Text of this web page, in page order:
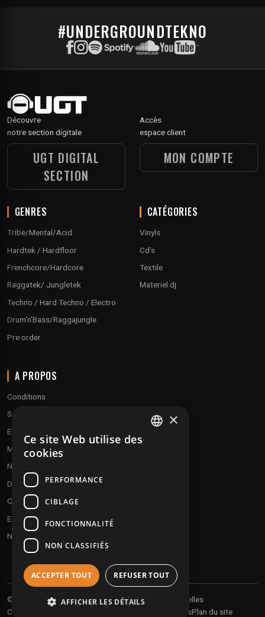
#UNDERGROUNDTEKNO
Découvre
notre section digitale
UGT DIGITAL
SECTION
Accès
espace client
MON COMPTE
GENRES
Tribe/Mental/Acid
Hardtek / Hardfloor
Frenchcore/Hardcore
Raggatek/ Jungletek
Techno / Hard Techno / Electro
Drum'n'Bass/Raggajungle
Pre order
CATÉGORIES
Vinyls
Cd's
Textile
Materiel dj
A PROPOS
Conditions
Service client
Expédition & retours
Modes de paiement
Notre programme de fidélité
Disques cadeaux
Qui sommes-nous ?
Envoyez vos démos
Nous contacter
© 2026 UndergroundteknoVos informations personnelles
Conditions générales de vente
Expéditions et retoursPlan du site
×
Ce site Web utilise des
cookies
PERFORMANCE
CIBLAGE
FONCTIONNALITÉ
NON CLASSIFIÉS
ACCEPTER TOUT REFUSER TOUT
AFFICHER LES DÉTAILS